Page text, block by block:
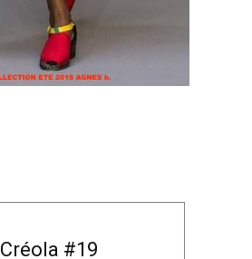
Créola #19